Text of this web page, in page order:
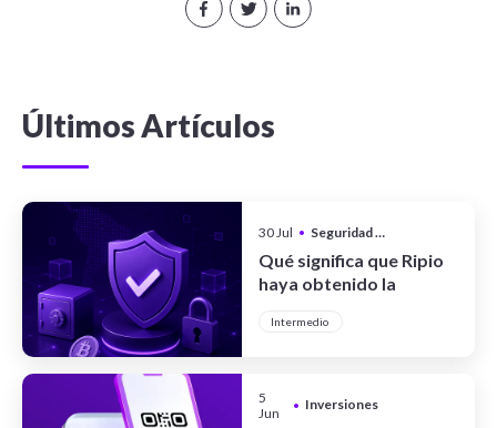
Últimos Artículos
30 Jul • Seguridad y Privacidad
Qué significa que Ripio
haya obtenido la
III Full System
Intermedio
5
Jun
• Inversiones